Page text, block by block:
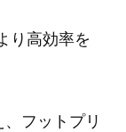
り高効率を
フットプリ